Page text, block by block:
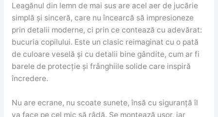
Leagănul din lemn de mai sus are acel aer de jucărie
simplă și sinceră, care nu încearcă să impresioneze
prin detalii moderne, ci prin ce contează cu adevărat:
bucuria copilului. Este un clasic reimaginat cu o pată
de culoare veselă și cu detalii bine gândite, cum ar fi
barele de protecție și frânghiile solide care inspiră
încredere.
Nu are ecrane, nu scoate sunete, însă cu siguranță îl
va face pe cel mic să râdă. Se montează ușor, iar